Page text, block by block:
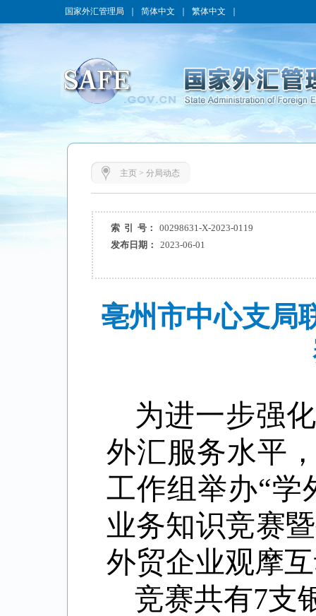
国家外汇管理局 简体中文 繁体中文
主页> 分局动态
索 引 号：
00298631-X-2023-0119
发布日期：
2023-06-01
亳州市中心支局
为进一步强
外汇服务水平
工作组举办“学
业务知识竞赛
外贸企业观摩
竞赛共有7支